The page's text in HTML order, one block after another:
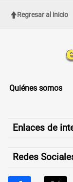
Regresar al inicio
Quiénes somos
Enlaces de
Redes